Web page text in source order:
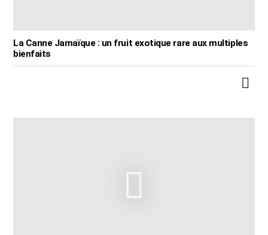
La Canne Jamaïque : un fruit exotique rare aux multiples
bienfaits